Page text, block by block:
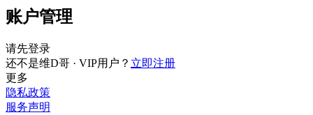
账户管理
请先登录
还不是维D哥 · VIP用户？ 立即注册
更多
隐私政策
服务声明